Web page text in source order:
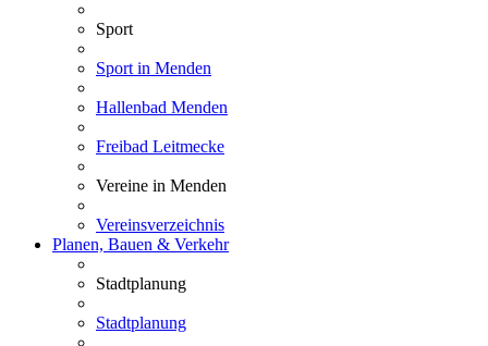
Sport
Sport in Menden
Hallenbad Menden
Freibad Leitmecke
Vereine in Menden
Vereinsverzeichnis
Planen, Bauen & Verkehr
Stadtplanung
Stadtplanung